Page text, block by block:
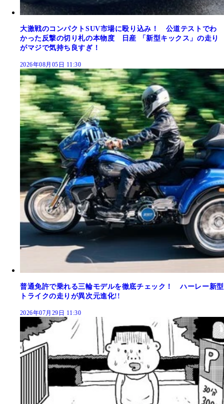
大激戦のコンパクトSUV市場に殴り込み！ 公道テストでわ
かった反撃の切り札の本物度 日産 「新型キックス」の走り
がマジで気持ち良すぎ！
2026年08月05日 11:30
普通免許で乗れる三輪モデルを徹底チェック！ ハーレー新型
トライクの走りが異次元進化!!
2026年07月29日 11:30